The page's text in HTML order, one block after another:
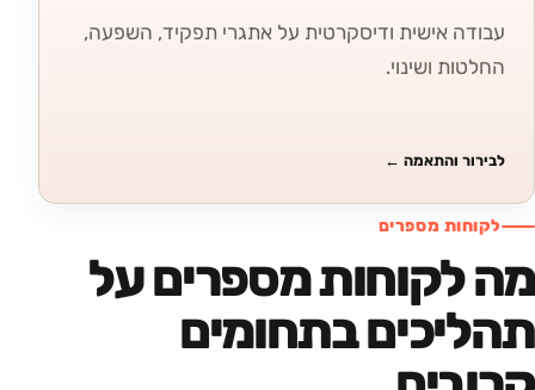
עבודה אישית ודיסקרטית על אתגרי תפקיד, השפעה,
החלטות ושינוי.
לבירור והתאמה ←
לקוחות מספרים
מה לקוחות מספרים על
תהליכים בתחומים